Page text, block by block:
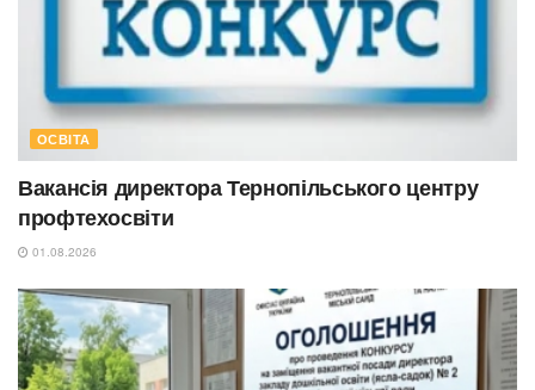
ОСВІТА
Вакансія директора Тернопільського центру
профтехосвіти
01.08.2026